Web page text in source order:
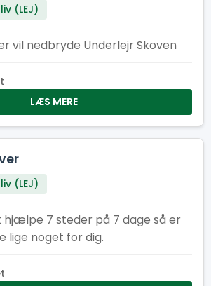
(LEJ)
vil nedbryde Underlejr Skoven
LÆS MERE
(LEJ)
hjælpe 7 steder på 7 dage så er
lige noget for dig.